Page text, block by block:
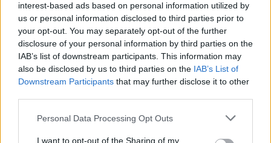
interest-based ads based on personal information utilized by
us or personal information disclosed to third parties prior to
your opt-out. You may separately opt-out of the further
disclosure of your personal information by third parties on the
IAB’s list of downstream participants. This information may
also be disclosed by us to third parties on the IAB’s List of
Downstream Participants that may further disclose it to other
Please note that this website/app uses one or more Google
not limited to your visit or usage behaviour. You may click to
Personal Data Processing Opt Outs
I want to opt-out of the Sharing of my